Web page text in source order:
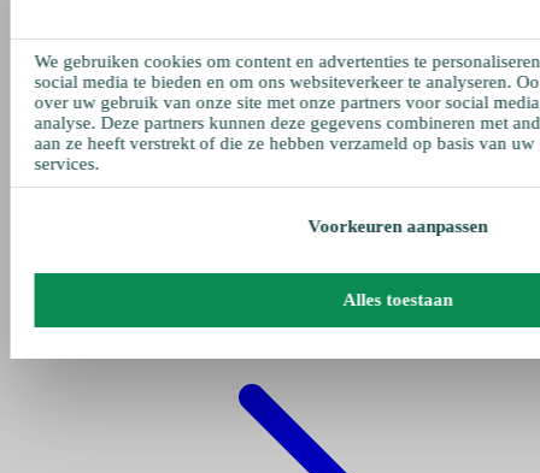
We gebruiken cookies om content en advertenties te
social media te bieden en om ons websiteverkeer te analyseren.
over uw gebruik van onze site met onze partners voor social
analyse. Deze partners kunnen deze gegevens combineren met
aan ze heeft verstrekt of die ze hebben verzameld op basis van
services.
Voorkeuren aanpassen
Alles toestaan